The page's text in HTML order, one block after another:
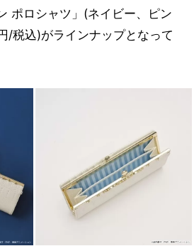
ポロシャツ」(ネイビー、ピン
/税込)がラインナップとなって